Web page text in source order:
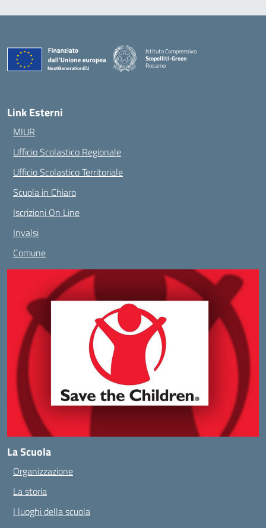
Istituto Comprensivo
Scopelliti-Green
Rosarno
Link Esterni
MIUR
Ufficio Scolastico Regionale
Ufficio Scolastico Territoriale
Scuola in Chiaro
Iscrizioni On Line
Invalsi
Comune
La Scuola
Organizzazione
La storia
I luoghi della scuola